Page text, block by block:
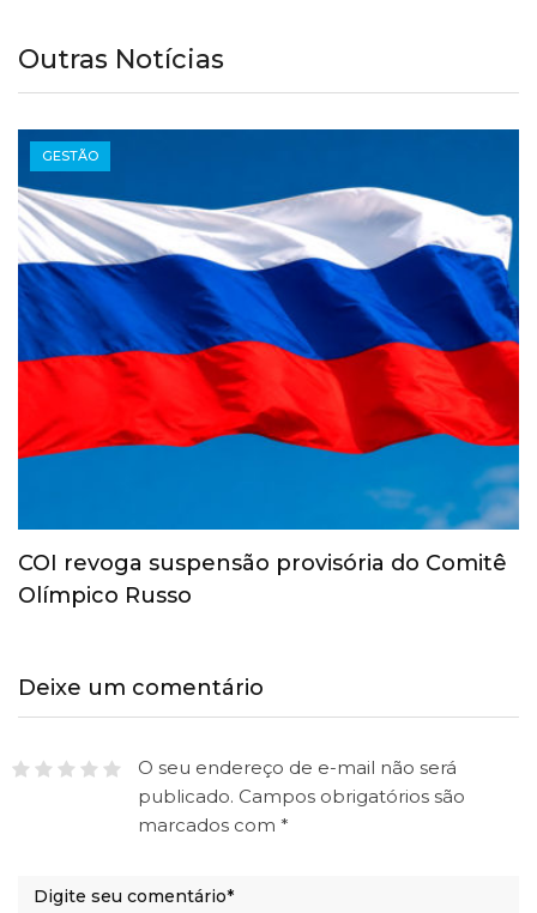
Outras Notícias
GESTÃO
COI revoga suspensão provisória do Comitê
Olímpico Russo
Deixe um comentário
O seu endereço de e-mail não será
publicado. Campos obrigatórios são
marcados com *